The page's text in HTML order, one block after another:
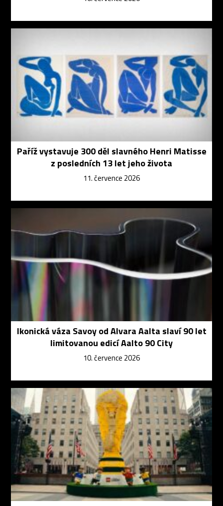
Paříž vystavuje 300 děl slavného Henri Matisse
z posledních 13 let jeho života
11. července 2026
Ikonická váza Savoy od Alvara Aalta slaví 90 let
limitovanou edicí Aalto 90 City
10. července 2026